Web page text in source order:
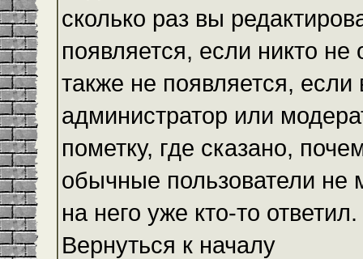
сколько раз вы
появляется, если никто
также не появляется,
администратор или
пометку, где сказано,
обычные пользователи не
на него уже кто-то ответил.
Вернуться к началу